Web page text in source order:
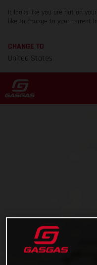
It looks like you are not on
like to change to your current
CHANGE TO
United States